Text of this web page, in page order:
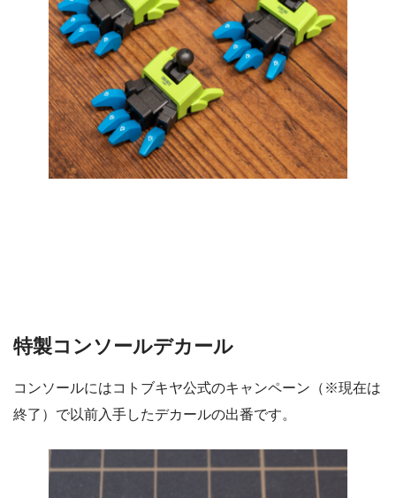
特製コンソールデカール
コンソールにはコトブキヤ公式のキャンペーン（※現在は
終了）で以前入手したデカールの出番です。